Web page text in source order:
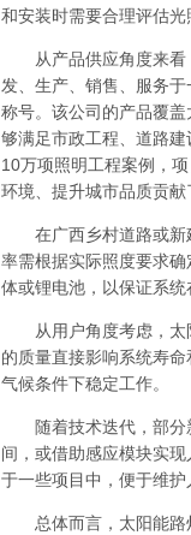
和安装时需要合理评估
从产品供应角度来看
发、生产、销售、服务
称号。该公司的产品覆
够满足市政工程、道路
10万项照明工程案例，
环境、提升城市品质贡献
在广西乡村道路或新
率需根据实际照度要求
体或锂电池，以保证系
从用户角度考虑，太
的质量直接影响系统寿
气候条件下稳定工作。
随着技术迭代，部分
间，或借助感应模块实
于一些项目中，便于维
总体而言，太阳能路